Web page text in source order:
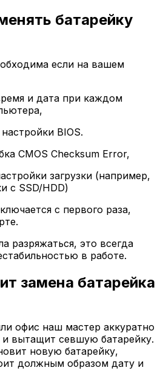
батарейку
если на вашем
и дата при каждом
BIOS.
CMOS Checksum Error,
загрузки (например,
с SSD/HDD)
с первого раза,
разряжаться, это всегда
в работе.
замена батарейка
офис наш мастер аккуратно
вытащит севшую батарейку.
новую батарейку,
должным образом дату и